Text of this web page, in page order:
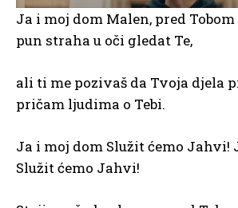
Ja i moj dom Malen, pred
pun straha u oči gledat Te,
ali ti me pozivaš da Tvoja djela
pričam ljudima o Tebi.
Ja i moj dom Služit ćemo Jahvi!
Služit ćemo Jahvi!